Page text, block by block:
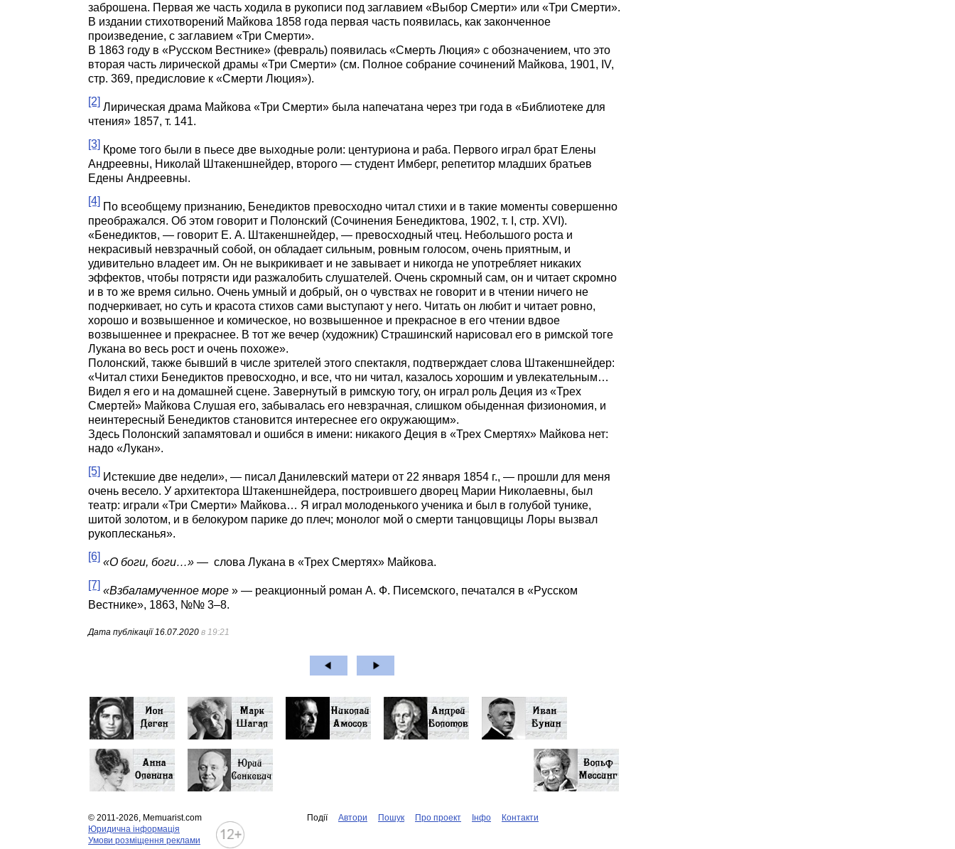
заброшена. Первая же часть ходила в рукописи под заглавием «Выбор Смерти» или «Три Смерти».
В издании стихотворений Майкова 1858 года первая часть появилась, как законченное
произведение, с заглавием «Три Смерти».
В 1863 году в «Русском Вестнике» (февраль) появилась «Смерть Люция» с обозначением, что это
вторая часть лирической драмы «Три Смерти» (см. Полное собрание сочинений Майкова, 1901, IV,
стр. 369, предисловие к «Смерти Люция»).
[2] Лирическая драма Майкова «Три Смерти» была напечатана через три года в «Библиотеке для
чтения» 1857, т. 141.
[3] Кроме того были в пьесе две выходные роли: центуриона и раба. Первого играл брат Елены
Андреевны, Николай Штакеншнейдер, второго — студент Имберг, репетитор младших братьев
Едены Андреевны.
[4] По всеобщему признанию, Бенедиктов превосходно читал стихи и в такие моменты совершенно
преображался. Об этом говорит и Полонский (Сочинения Бенедиктова, 1902, т. I, стр. XVI).
«Бенедиктов, — говорит Е. А. Штакеншнейдер, — превосходный чтец. Небольшого роста и
некрасивый невзрачный собой, он обладает сильным, ровным голосом, очень приятным, и
удивительно владеет им. Он не выкрикивает и не завывает и никогда не употребляет никаких
эффектов, чтобы потрясти иди разжалобить слушателей. Очень скромный сам, он и читает скромно
и в то же время сильно. Очень умный и добрый, он о чувствах не говорит и в чтении ничего не
подчеркивает, но суть и красота стихов сами выступают у него. Читать он любит и читает ровно,
хорошо и возвышенное и комическое, но возвышенное и прекрасное в его чтении вдвое
возвышеннее и прекраснее. В тот же вечер (художник) Страшинский нарисовал его в римской тоге
Лукана во весь рост и очень похоже».
Полонский, также бывший в числе зрителей этого спектакля, подтверждает слова Штакеншнейдер:
«Читал стихи Бенедиктов превосходно, и все, что ни читал, казалось хорошим и увлекательным…
Видел я его и на домашней сцене. Завернутый в римскую тогу, он играл роль Деция из «Трех
Смертей» Майкова Слушая его, забывалась его невзрачная, слишком обыденная физиономия, и
неинтересный Бенедиктов становится интереснее его окружающим».
Здесь Полонский запамятовал и ошибся в имени: никакого Деция в «Трех Смертях» Майкова нет:
надо «Лукан».
[5] Истекшие две недели», — писал Данилевский матери от 22 января 1854 г., — прошли для меня
очень весело. У архитектора Штакеншнейдера, построившего дворец Марии Николаевны, был
театр: играли «Три Смерти» Майкова… Я играл молоденького ученика и был в голубой тунике,
шитой золотом, и в белокуром парике до плеч; монолог мой о смерти танцовщицы Лоры вызвал
рукоплесканья».
[6] «О боги, боги…» — слова Лукана в «Трех Смертях» Майкова.
[7] «Взбаламученное море » — реакционный роман А. Ф. Писемского, печатался в «Русском
Вестнике», 1863, №№ 3–8.
Дата публікації16.07.2020 в 19:21
© 2011-2026, Memuarist.com
Юридична інформація
Умови розміщення реклами
Подiї Автори Пошук Про проект Iнфо Контакти